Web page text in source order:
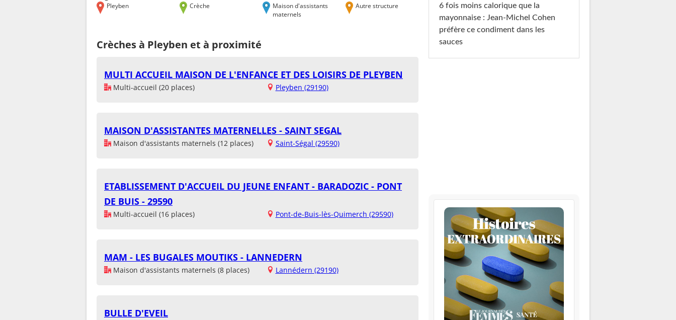
Pleyben Crèche
Maison d'assistants
maternels
Autre structure
Crèches à Pleyben et à proximité
MULTI ACCUEIL MAISON DE L'ENFANCE ET DES LOISIRS DE PLEYBEN
Multi-accueil (20 places) Pleyben (29190)
MAISON D'ASSISTANTES MATERNELLES - SAINT SEGAL
Maison d'assistants maternels (12 places) Saint-Ségal (29590)
ETABLISSEMENT D'ACCUEIL DU JEUNE ENFANT - BARADOZIC - PONT
DE BUIS - 29590
Multi-accueil (16 places) Pont-de-Buis-lès-Quimerch (29590)
MAM - LES BUGALES MOUTIKS - LANNEDERN
Maison d'assistants maternels (8 places) Lannédern (29190)
BULLE D'EVEIL
6 fois moins calorique que la
mayonnaise : Jean-Michel Cohen
préfère ce condiment dans les
sauces